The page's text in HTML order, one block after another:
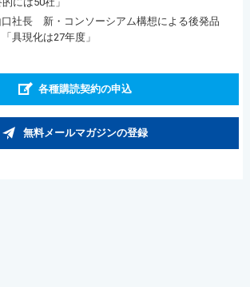
口社長 新・コンソーシアム構想による後発品
具現化は27年度」
各種購読契約の申込
無料メールマガジンの登録